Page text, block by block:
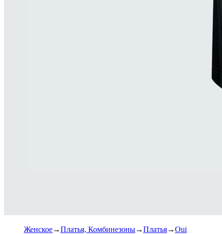
Женское Платья, Комбинезоны Платья Oui